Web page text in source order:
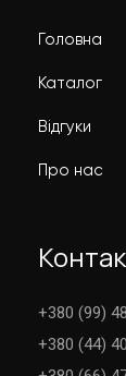
Головна
Каталог
Відгуки
Про нас
+380 (99)
+380 (44)